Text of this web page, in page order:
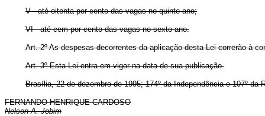
V - até oitenta por cento das vagas no quinto ano;
VI - até cem por cento das vagas no sexto ano.
Art. 2º As despesas decorrentes da aplicação desta Lei correrão à
Art. 3º Esta Lei entra em vigor na data de sua publicação.
Brasília, 22 de dezembro de 1995; 174º da Independência e 107º da
FERNANDO HENRIQUE CARDOSO
Nelson A. Jobim